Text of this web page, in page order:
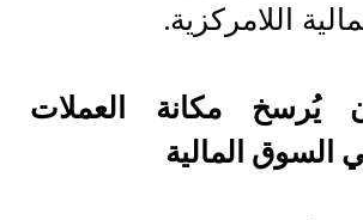
اللامركزية.
يُرسخ مكانة العملات
السوق المالية